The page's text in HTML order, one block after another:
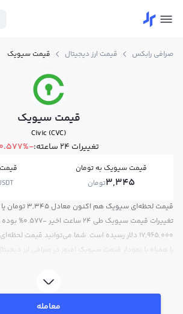
صرافی رابکس قیمت ارز دیجیتال قیمت سیویک
قیمت سیویک
Civic (CVC)
تغییرات ۲۴ ساعته: -0.577%
قیمت سیویک به تومان
3,345تومان
تغییرات قیمت
17,965,000 دلار رسیده است. شما می‌توانید قیمت
را همراه با نمودار قیمت سیویک امروز در صرافی ارز
معامله